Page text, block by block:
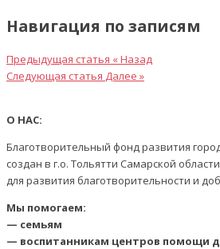
Навигация по записям
Предыдущая статья « Назад
Следующая статья Далее »
О НАС:
Благотворительный фонд развития
создан в г.о. Тольятти Самарской области
для развития благотворительности и
Мы помогаем:
— семьям
— воспитанникам центров помощи